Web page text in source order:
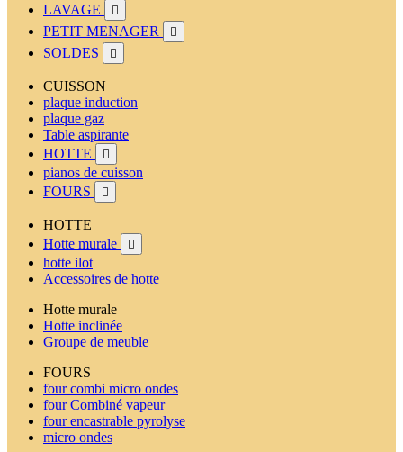
LAVAGE 
PETIT MENAGER 
SOLDES 
CUISSON
plaque induction
plaque gaz
Table aspirante
HOTTE

pianos de cuisson
FOURS

HOTTE
Hotte murale

hotte ilot
Accessoires de hotte
Hotte murale
Hotte inclinée
Groupe de meuble
FOURS
four combi micro ondes
four Combiné vapeur
four encastrable pyrolyse
micro ondes